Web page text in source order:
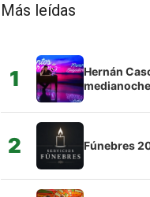
Más leídas
1
Hernán
2 Fúnebres